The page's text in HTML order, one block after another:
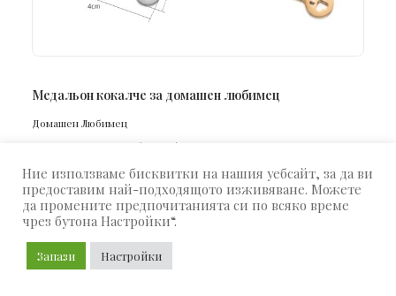
ПОРЪЧАЙ
Медальон кокалче за домашен любимец
Домашен Любимец
( )
Ние използваме бисквитки на нашия уебсайт, за да ви
предоставим най-подходящото изживяване. Можете
да промените предпочитанията си по всяко време
чрез бутона Настройки“.
Запази Настройки